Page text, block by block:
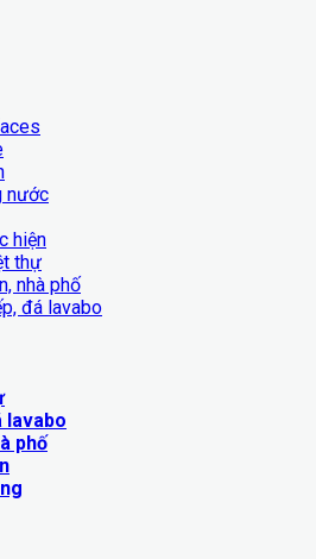
nước
hiện
thự
nhà phố
đá lavabo
lavabo
phố